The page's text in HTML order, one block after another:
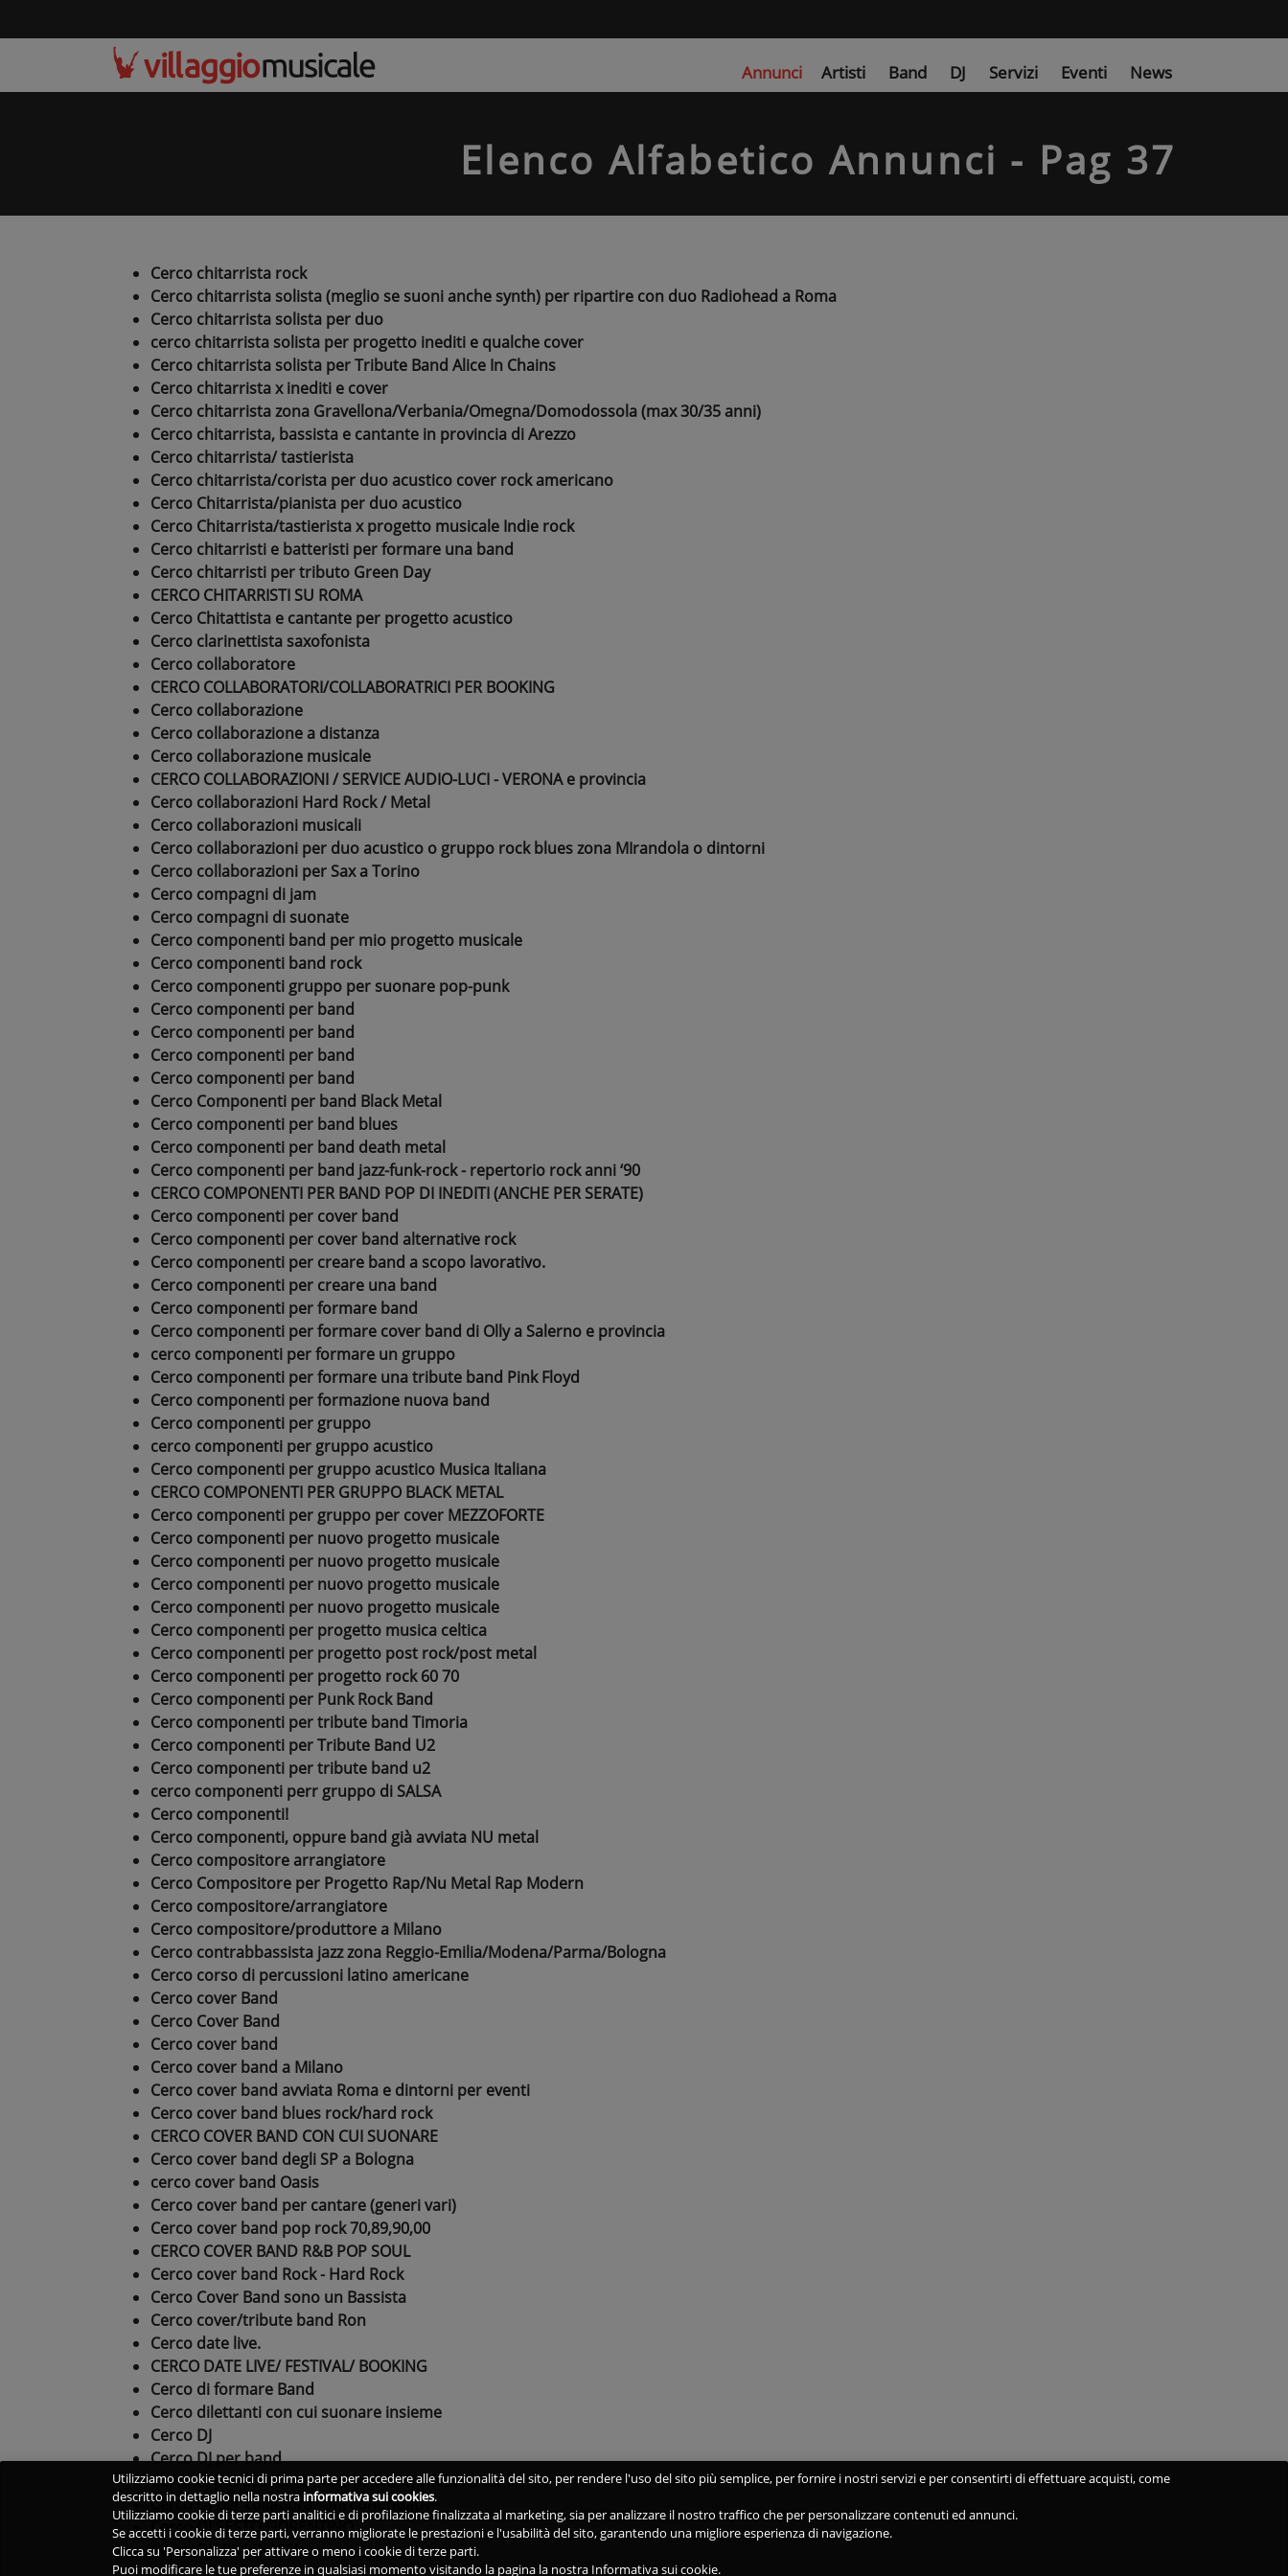
Annunci Artisti Band DJ Servizi Eventi News
Elenco Alfabetico Annunci - Pag 37
Cerco chitarrista rock
Cerco chitarrista solista (meglio se suoni anche synth) per ripartire con duo Radiohead a Roma
Cerco chitarrista solista per duo
cerco chitarrista solista per progetto inediti e qualche cover
Cerco chitarrista solista per Tribute Band Alice In Chains
Cerco chitarrista x inediti e cover
Cerco chitarrista zona Gravellona/Verbania/Omegna/Domodossola (max 30/35 anni)
Cerco chitarrista, bassista e cantante in provincia di Arezzo
Cerco chitarrista/ tastierista
Cerco chitarrista/corista per duo acustico cover rock americano
Cerco Chitarrista/pianista per duo acustico
Cerco Chitarrista/tastierista x progetto musicale Indie rock
Cerco chitarristi e batteristi per formare una band
Cerco chitarristi per tributo Green Day
CERCO CHITARRISTI SU ROMA
Cerco Chitattista e cantante per progetto acustico
Cerco clarinettista saxofonista
Cerco collaboratore
CERCO COLLABORATORI/COLLABORATRICI PER BOOKING
Cerco collaborazione
Cerco collaborazione a distanza
Cerco collaborazione musicale
CERCO COLLABORAZIONI / SERVICE AUDIO-LUCI - VERONA e provincia
Cerco collaborazioni Hard Rock / Metal
Cerco collaborazioni musicali
Cerco collaborazioni per duo acustico o gruppo rock blues zona MIrandola o dintorni
Cerco collaborazioni per Sax a Torino
Cerco compagni di jam
Cerco compagni di suonate
Cerco componenti band per mio progetto musicale
Cerco componenti band rock
Cerco componenti gruppo per suonare pop-punk
Cerco componenti per band
Cerco componenti per band
Cerco componenti per band
Cerco componenti per band
Cerco Componenti per band Black Metal
Cerco componenti per band blues
Cerco componenti per band death metal
Cerco componenti per band jazz-funk-rock - repertorio rock anni ‘90
CERCO COMPONENTI PER BAND POP DI INEDITI (ANCHE PER SERATE)
Cerco componenti per cover band
Cerco componenti per cover band alternative rock
Cerco componenti per creare band a scopo lavorativo.
Cerco componenti per creare una band
Cerco componenti per formare band
Cerco componenti per formare cover band di Olly a Salerno e provincia
cerco componenti per formare un gruppo
Cerco componenti per formare una tribute band Pink Floyd
Cerco componenti per formazione nuova band
Cerco componenti per gruppo
cerco componenti per gruppo acustico
Cerco componenti per gruppo acustico Musica Italiana
CERCO COMPONENTI PER GRUPPO BLACK METAL
Cerco componenti per gruppo per cover MEZZOFORTE
Cerco componenti per nuovo progetto musicale
Cerco componenti per nuovo progetto musicale
Cerco componenti per nuovo progetto musicale
Cerco componenti per nuovo progetto musicale
Cerco componenti per progetto musica celtica
Cerco componenti per progetto post rock/post metal
Cerco componenti per progetto rock 60 70
Cerco componenti per Punk Rock Band
Cerco componenti per tribute band Timoria
Cerco componenti per Tribute Band U2
Cerco componenti per tribute band u2
cerco componenti perr gruppo di SALSA
Cerco componenti!
Cerco componenti, oppure band già avviata NU metal
Cerco compositore arrangiatore
Cerco Compositore per Progetto Rap/Nu Metal Rap Modern
Cerco compositore/arrangiatore
Cerco compositore/produttore a Milano
Cerco contrabbassista jazz zona Reggio-Emilia/Modena/Parma/Bologna
Cerco corso di percussioni latino americane
Cerco cover Band
Cerco Cover Band
Cerco cover band
Cerco cover band a Milano
Cerco cover band avviata Roma e dintorni per eventi
Cerco cover band blues rock/hard rock
CERCO COVER BAND CON CUI SUONARE
Cerco cover band degli SP a Bologna
cerco cover band Oasis
Cerco cover band per cantare (generi vari)
Cerco cover band pop rock 70,89,90,00
CERCO COVER BAND R&B POP SOUL
Cerco cover band Rock - Hard Rock
Cerco Cover Band sono un Bassista
Cerco cover/tribute band Ron
Cerco date live.
CERCO DATE LIVE/ FESTIVAL/ BOOKING
Cerco di formare Band
Cerco dilettanti con cui suonare insieme
Cerco DJ
Cerco DJ per band
Cerco dj per collaborazione in Eventi e feste a tema
Cerco Dj per collaborazioni continuative
Cerco DJ SESTO FIORENTINO
Cerco DJ/ PRODUCER
Utilizziamo cookie tecnici di prima parte per accedere alle funzionalità del sito, per rendere l'uso del sito più semplice, per fornire i nostri servizi e per consentirti di effettuare acquisti, come
descritto in dettaglio nella nostra informativa sui cookies.
Utilizziamo cookie di terze parti analitici e di profilazione finalizzata al marketing, sia per analizzare il nostro traffico che per personalizzare contenuti ed annunci.
Se accetti i cookie di terze parti, verranno migliorate le prestazioni e l'usabilità del sito, garantendo una migliore esperienza di navigazione.
Clicca su 'Personalizza' per attivare o meno i cookie di terze parti.
Puoi modificare le tue preferenze in qualsiasi momento visitando la pagina la nostra Informativa sui cookie.